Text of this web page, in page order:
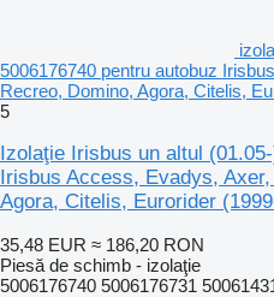
5006176740 pentru autobuz
Recreo, Domino, Agora, Citelis,
5
Izolaţie Irisbus un altul
Irisbus Access, Evadys,
Agora, Citelis, Eurorider
35,48 EUR ≈ 186,20 RON
Piesă de schimb - izolaţie
5006176740 5006176731